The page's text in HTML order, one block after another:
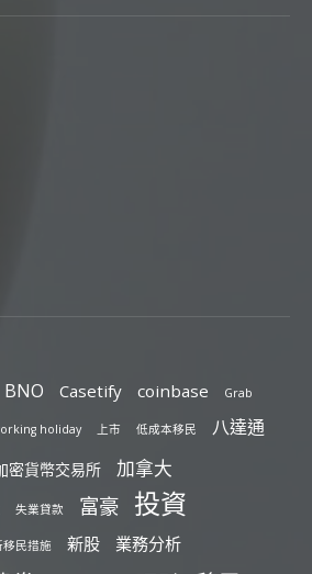
BNO Casetify coinbase Grab
holiday 上市 低成本移民 八達通
密貨幣交易所 加拿大
失業貸款 富豪 投資
移民措施 新股 業務分析